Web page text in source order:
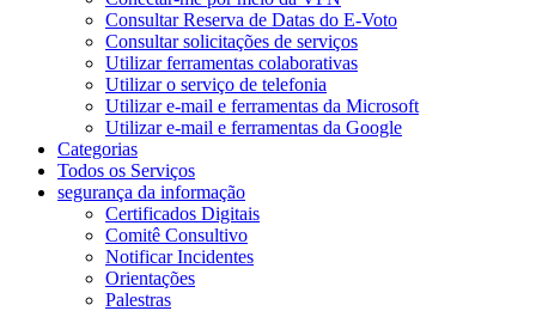
Consultar Reserva de Datas do E-Voto
Consultar solicitações de serviços
Utilizar ferramentas colaborativas
Utilizar o serviço de telefonia
Utilizar e-mail e ferramentas da Microsoft
Utilizar e-mail e ferramentas da Google
Categorias
Todos os Serviços
segurança da informação
Certificados Digitais
Comitê Consultivo
Notificar Incidentes
Orientações
Palestras